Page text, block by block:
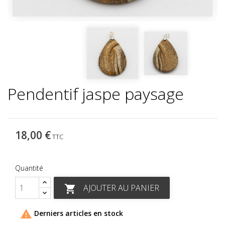
Pendentif jaspe paysage
18,00 €TTC
Quantité
 AJOUTER AU PANIER
 Derniers articles en stock